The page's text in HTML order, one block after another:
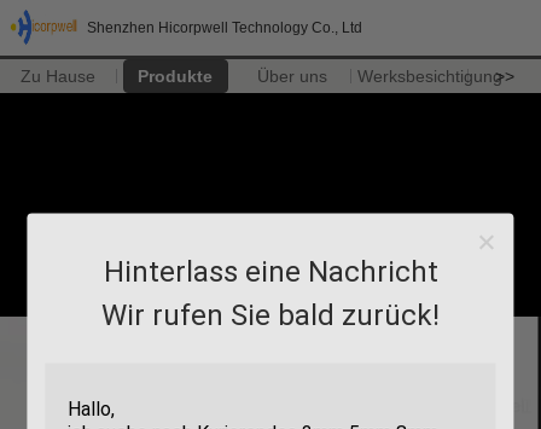
Shenzhen Hicorpwell Technology Co., Ltd
Zu Hause Produkte Über uns Werksbesichtigung>>
Hinterlass eine Nachricht
Wir rufen Sie bald zurück!